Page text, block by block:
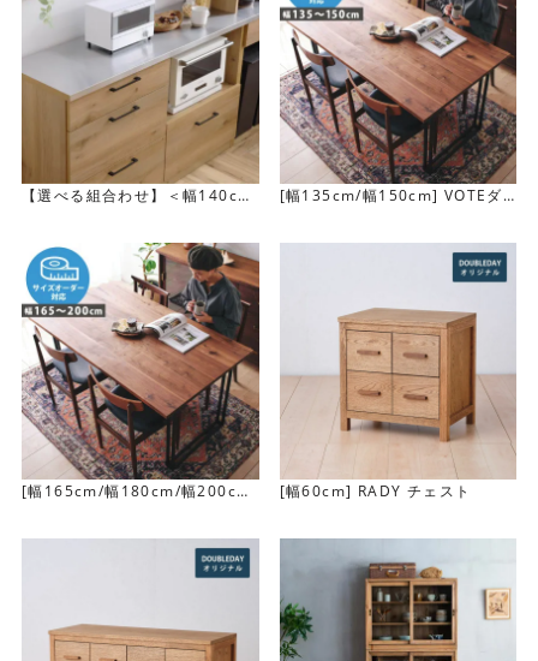
スライド棚下の引き出しは深さがあるので、保存食などか
さばるものも収納OKです。
【選べる組合わせ】＜幅140cm
[幅135cm/幅150cm] VOTEダ
[幅165cm/幅180cm/幅200cm]
[幅60cm] RADY チェスト